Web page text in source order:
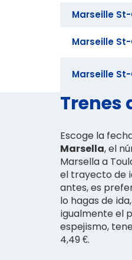
Marseille
Marseille
Marseille
Trenes
Escoge la
Marsella, el
Marsella a
el trayecto de
antes, es
lo hagas de
igualmente el
espejismo,
4,49 €.